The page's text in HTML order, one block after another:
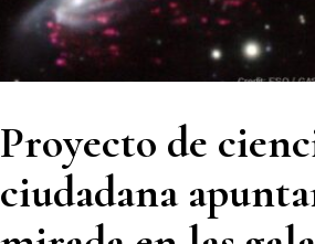
Proyecto de
ciudadana